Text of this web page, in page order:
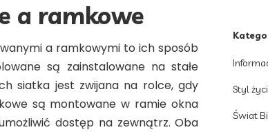
a ramkowe
a ramkowymi to ich sposób
są zainstalowane na stałe
siatka jest zwijana na rolce, gdy
są montowane w ramie okna
dostęp na zewnątrz. Oba
Styl
Świat